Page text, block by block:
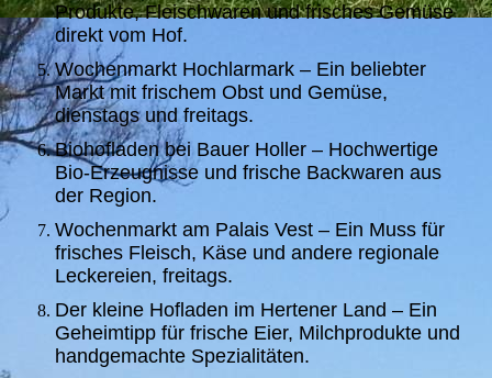
Produkte, Fleischwaren und frisches Gemüse
direkt vom Hof.
Wochenmarkt Hochlarmark – Ein beliebter
Markt mit frischem Obst und Gemüse,
dienstags und freitags.
Biohofladen bei Bauer Holler – Hochwertige
Bio-Erzeugnisse und frische Backwaren aus
der Region.
Wochenmarkt am Palais Vest – Ein Muss für
frisches Fleisch, Käse und andere regionale
Leckereien, freitags.
Der kleine Hofladen im Hertener Land – Ein
Geheimtipp für frische Eier, Milchprodukte und
handgemachte Spezialitäten.